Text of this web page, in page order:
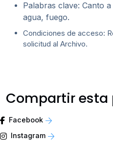
Palabras clave: Canto
agua, fuego.
Condiciones de acceso:
solicitud al Archivo.
Compartir esta
Facebook
Instagram